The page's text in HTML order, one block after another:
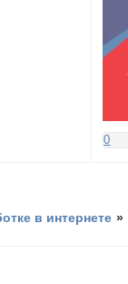
0
в интернете »